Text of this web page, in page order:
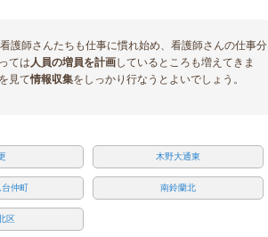
護師さんたちも仕事に慣れ始め、看護師さんの仕事分
ては人員の増員を計画しているところも増えてきま
見て情報収集をしっかり行なうとよいでしょう。
木野大通東
仲町 南鈴蘭北
区